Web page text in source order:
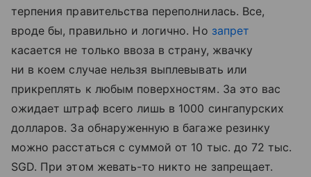
терпения правительства переполнилась. Все,
вроде бы, правильно и логично. Но запрет
касается не только ввоза в страну, жвачку
ни в коем случае нельзя выплевывать или
прикреплять к любым поверхностям. За это вас
ожидает штраф всего лишь в 1000 сингапурских
долларов. За обнаруженную в багаже резинку
можно расстаться с суммой от 10 тыс. до 72 тыс.
SGD. При этом жевать-то никто не запрещает.